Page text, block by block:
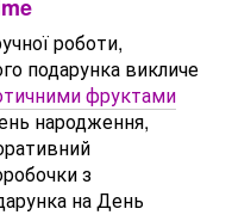
роботи,
подарунка викличе
фруктами
народження,
з
на День